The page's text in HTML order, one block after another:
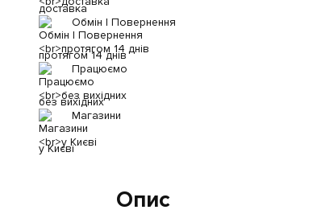
доставка
Обмін | Повернення
протягом 14 днів
Працюємо
без вихідних
Магазини
у Києві
Опис